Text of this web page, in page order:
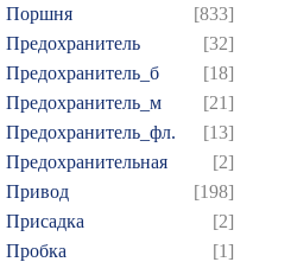
Поршня
[833]
Предохранитель
[32]
Предохранитель_б
[18]
Предохранитель_м
[21]
Предохранитель_фл.
[13]
Предохранительная
[2]
Привод
[198]
Присадка
[2]
Пробка
[1]